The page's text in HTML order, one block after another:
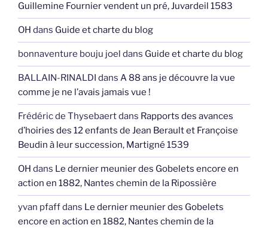
Guillemine Fournier vendent un pré, Juvardeil 1583
OH dans Guide et charte du blog
bonnaventure bouju joel dans Guide et charte du blog
BALLAIN-RINALDI dans A 88 ans je découvre la vue
comme je ne l’avais jamais vue !
Frédéric de Thysebaertdans Rapports des avances
d’hoiries des 12 enfants de Jean Berault et Françoise
Beudin à leur succession, Martigné 1539
OH dans Le dernier meunier des Gobelets encore en
action en 1882, Nantes chemin de la Ripossière
yvan pfaffdans Le dernier meunier des Gobelets
encore en action en 1882, Nantes chemin de la